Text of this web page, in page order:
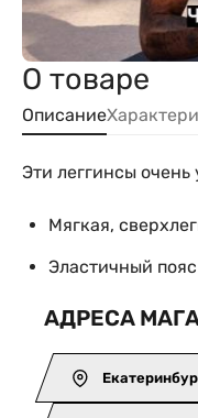
О товаре
Описание
Эти леггинсы
Мягкая,
Эластичный
АДРЕСА